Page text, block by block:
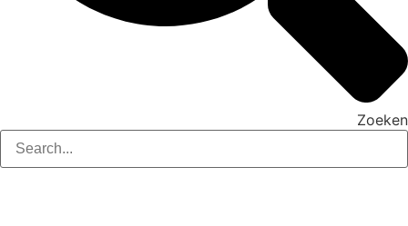
Zoeken